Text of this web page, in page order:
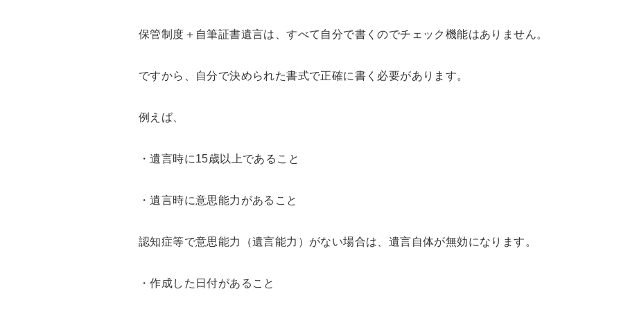
保管制度＋自筆証書遺言は、すべて自分で書くのでチェック機能はありません。
ですから、自分で決められた書式で正確に書く必要があります。
例えば、
・遺言時に15歳以上であること
・遺言時に意思能力があること
認知症等で意思能力（遺言能力）がない場合は、遺言自体が無効になります。
・作成した日付があること